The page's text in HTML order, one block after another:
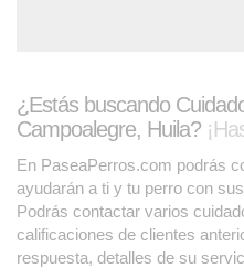
¿Estás buscando
Campoalegre, Huila?
En PaseaPerros.com podrás
ayudarán a ti y tu perro con
Podrás contactar varios
calificaciones de clientes
respuesta, detalles de su